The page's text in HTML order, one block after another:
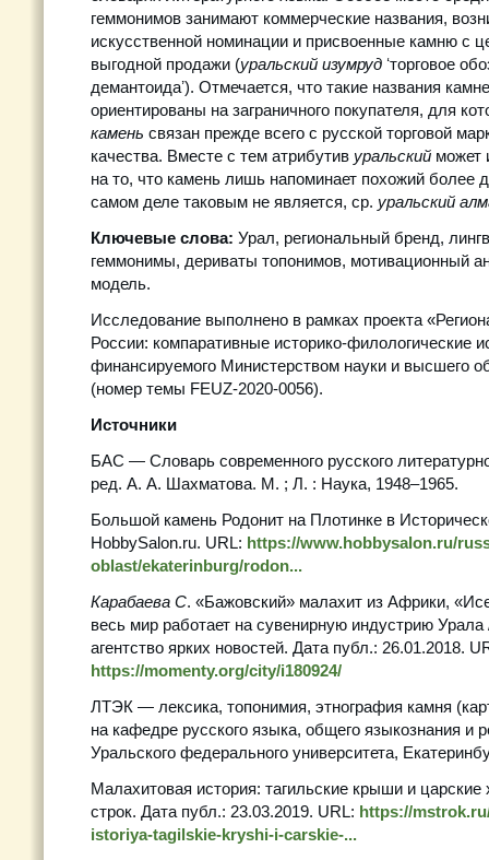
геммонимов занимают коммерческие названия,
искусственной номинации и присвоенные камню с
выгодной продажи (уральский изумруд ʻторговое
демантоидаʼ). Отмечается, что такие названия
ориентированы на заграничного покупателя, для
камень связан прежде всего с русской торговой
качества. Вместе с тем атрибутив уральский может
на то, что камень лишь напоминает похожий более
самом деле таковым не является, ср. уральский
Ключевые слова: Урал, региональный бренд,
геммонимы, дериваты топонимов, мотивационный
модель.
Исследование выполнено в рамках проекта
России: компаративные историко-филологические
финансируемого Министерством науки и высшего
(номер темы FEUZ-2020-0056).
Источники
БАС — Словарь современного русского
ред. А. А. Шахматова. М. ; Л. : Наука, 1948–1965.
Большой камень Родонит на Плотинке в
HobbySalon.ru. URL: https://www.hobbysalon.ru/
oblast/ekaterinburg/rodon...
Карабаева С. «Бажовский» малахит из Африки,
весь мир работает на сувенирную индустрию
агентство ярких новостей. Дата публ.: 26.01.2018.
https://momenty.org/city/i180924/
ЛТЭК — лексика, топонимия, этнография камня
на кафедре русского языка, общего языкознания и
Уральского федерального университета,
Малахитовая история: тагильские крыши и
строк. Дата публ.: 23.03.2019. URL: https://
istoriya-tagilskie-kryshi-i-carskie-...